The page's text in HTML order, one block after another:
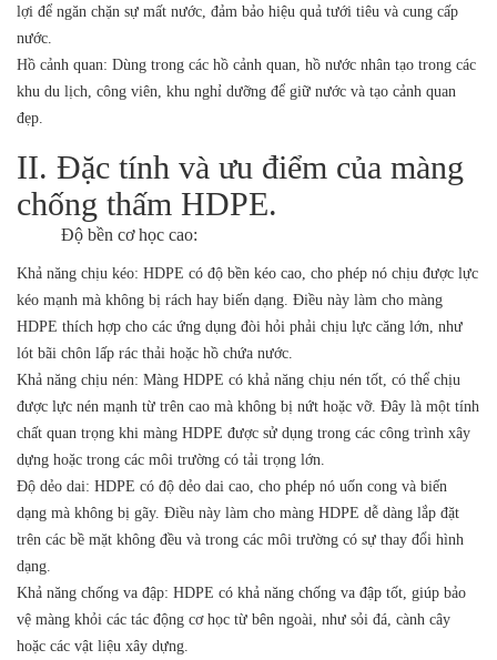
lợi để ngăn chặn sự mất nước, đảm bảo hiệu quả tưới tiêu và cung cấp
nước.
Hồ cảnh quan: Dùng trong các hồ cảnh quan, hồ nước nhân tạo trong các
khu du lịch, công viên, khu nghỉ dưỡng để giữ nước và tạo cảnh quan
đẹp.
II. Đặc tính và ưu điểm của màng
chống thấm HDPE.
Độ bền cơ học cao:
Khả năng chịu kéo: HDPE có độ bền kéo cao, cho phép nó chịu được lực
kéo mạnh mà không bị rách hay biến dạng. Điều này làm cho màng
HDPE thích hợp cho các ứng dụng đòi hỏi phải chịu lực căng lớn, như
lót bãi chôn lấp rác thải hoặc hồ chứa nước.
Khả năng chịu nén: Màng HDPE có khả năng chịu nén tốt, có thể chịu
được lực nén mạnh từ trên cao mà không bị nứt hoặc vỡ. Đây là một tính
chất quan trọng khi màng HDPE được sử dụng trong các công trình xây
dựng hoặc trong các môi trường có tải trọng lớn.
Độ dẻo dai: HDPE có độ dẻo dai cao, cho phép nó uốn cong và biến
dạng mà không bị gãy. Điều này làm cho màng HDPE dễ dàng lắp đặt
trên các bề mặt không đều và trong các môi trường có sự thay đổi hình
dạng.
Khả năng chống va đập: HDPE có khả năng chống va đập tốt, giúp bảo
vệ màng khỏi các tác động cơ học từ bên ngoài, như sỏi đá, cành cây
hoặc các vật liệu xây dựng.